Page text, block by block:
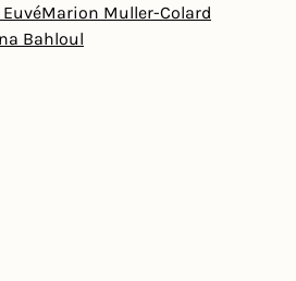
Marion Muller-Colard
Bahloul